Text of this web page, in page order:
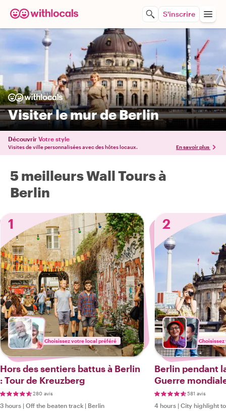
S'inscrire
Visiter le mur de Berlin
Découvrir Votre style
Visites de ville personnalisées avec des hôtes locaux. En savoir plus
5 meilleurs Wall Tours à
Berlin
1
Choisissez votre local préféré
Hors des sentiers battus à Berlin
: Tour de Kreuzberg
280 avis
3 hours | Off the beaten track | Berlin
2
Berlin pendant
Guerre
du Troisième
l'héritage
581 avis
4 hours | City highlight